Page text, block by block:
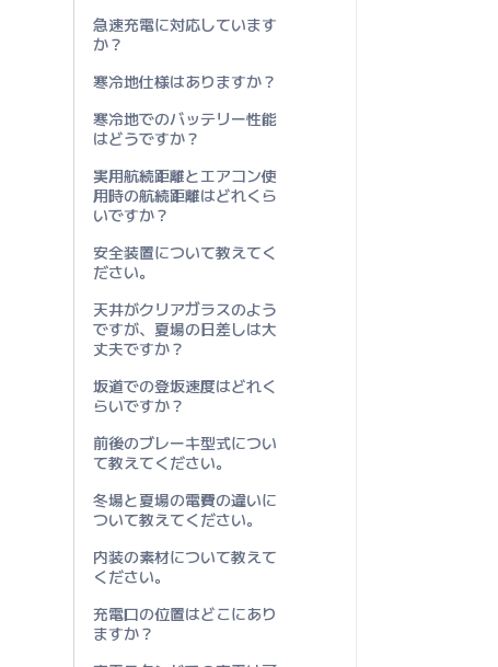
急速充電に対応しています
か？
寒冷地仕様はありますか？
寒冷地でのバッテリー性能
はどうですか？
実用航続距離とエアコン使
用時の航続距離はどれくら
いですか？
安全装置について教えてく
ださい。
天井がクリアガラスのよう
ですが、夏場の日差しは大
丈夫ですか？
坂道での登坂速度はどれく
らいですか？
前後のブレーキ型式につい
て教えてください。
冬場と夏場の電費の違いに
ついて教えてください。
内装の素材について教えて
ください。
充電口の位置はどこにあり
ますか？